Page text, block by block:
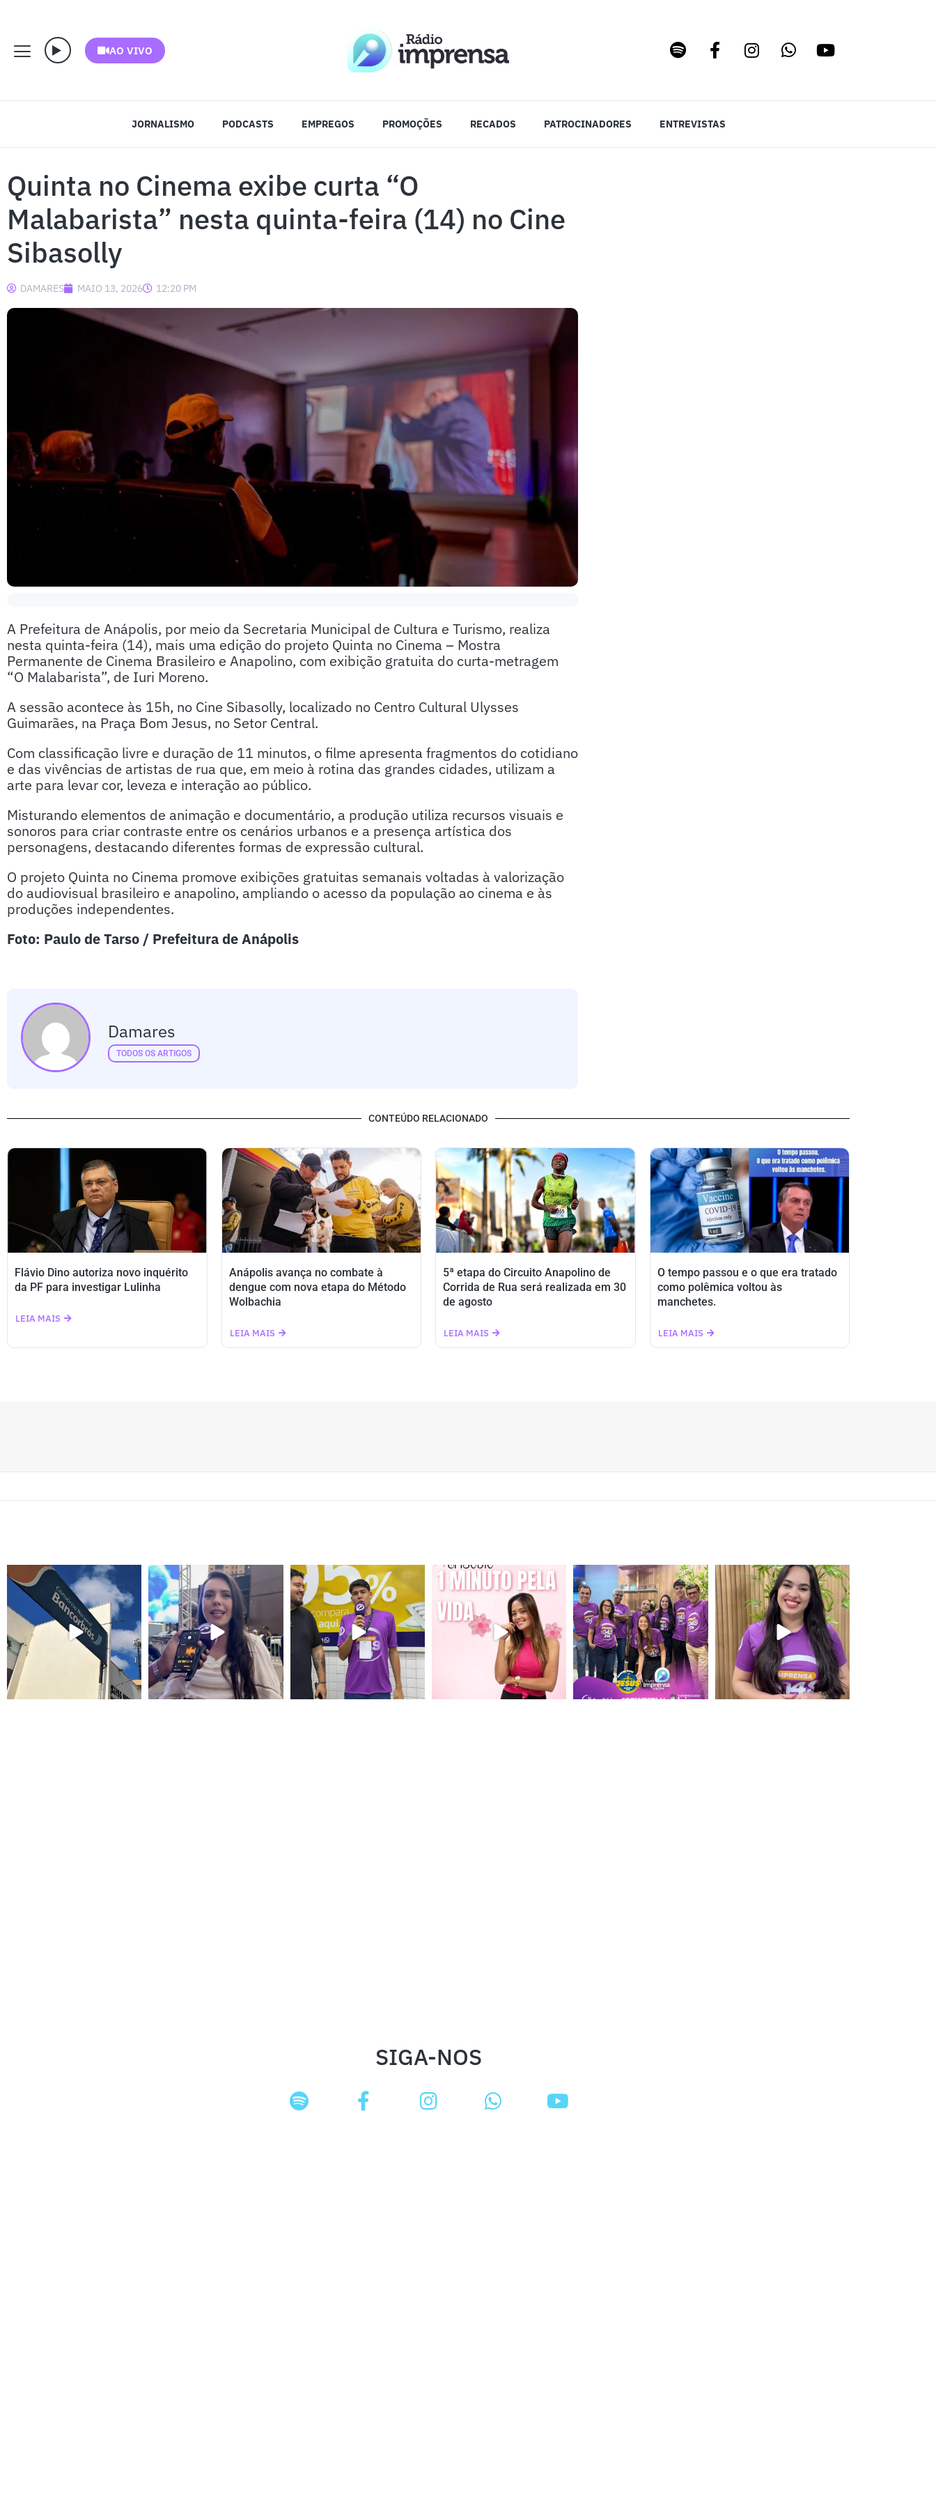
AO VIVO
JORNALISMO PODCASTS EMPREGOS PROMOÇÕES RECADOS PATROCINADORES ENTREVISTAS
Quinta no Cinema exibe curta “O
Malabarista” nesta quinta-feira (14) no Cine
Sibasolly
DAMARES MAIO 13, 2026 12:20 PM
A Prefeitura de Anápolis, por meio da Secretaria Municipal de Cultura e Turismo, realiza
nesta quinta-feira (14), mais uma edição do projeto Quinta no Cinema – Mostra
Permanente de Cinema Brasileiro e Anapolino, com exibição gratuita do curta-metragem
“O Malabarista”, de Iuri Moreno.
A sessão acontece às 15h, no Cine Sibasolly, localizado no Centro Cultural Ulysses
Guimarães, na Praça Bom Jesus, no Setor Central.
Com classificação livre e duração de 11 minutos, o filme apresenta fragmentos do cotidiano
e das vivências de artistas de rua que, em meio à rotina das grandes cidades, utilizam a
arte para levar cor, leveza e interação ao público.
Misturando elementos de animação e documentário, a produção utiliza recursos visuais e
sonoros para criar contraste entre os cenários urbanos e a presença artística dos
personagens, destacando diferentes formas de expressão cultural.
O projeto Quinta no Cinema promove exibições gratuitas semanais voltadas à valorização
do audiovisual brasileiro e anapolino, ampliando o acesso da população ao cinema e às
produções independentes.
Foto: Paulo de Tarso / Prefeitura de Anápolis
Damares
TODOS OS ARTIGOS
CONTEÚDO RELACIONADO
Flávio Dino autoriza novo inquérito
da PF para investigar Lulinha
LEIA MAIS
Anápolis avança no combate à
dengue com nova etapa do Método
Wolbachia
LEIA MAIS
5ª etapa do Circuito Anapolino de
Corrida de Rua será realizada em 30
de agosto
LEIA MAIS
O tempo passou e o que era tratado
como polêmica voltou às
manchetes.
LEIA MAIS
SIGA-NOS